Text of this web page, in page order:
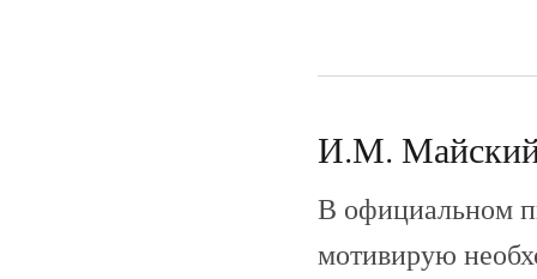
И.М. Майский
В официальном
мотивирую